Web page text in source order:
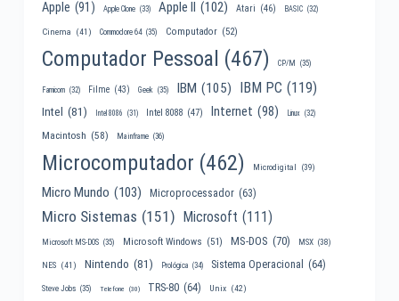
Apple (91) Apple Clone (33) Apple II (102) Atari (46) BASIC (32)
Cinema (41) Commodore 64 (35) Computador (52)
Computador Pessoal (467) CP/M (35)
Famicom (32) Filme (43) Geek (35) IBM (105) IBM PC (119)
Intel (81) Intel 8086 (31) Intel 8088 (47) Internet (98) Linux (32)
Macintosh (58) Mainframe (36)
Microcomputador (462) Microdigital (39)
Micro Mundo (103) Microprocessador (63)
Micro Sistemas (151) Microsoft (111)
Microsoft MS-DOS (35) Microsoft Windows (51) MS-DOS (70) MSX (38)
NES (41) Nintendo (81) Prológica (34) Sistema Operacional (64)
Steve Jobs (35) Telefone (30) TRS-80 (64) Unix (42)